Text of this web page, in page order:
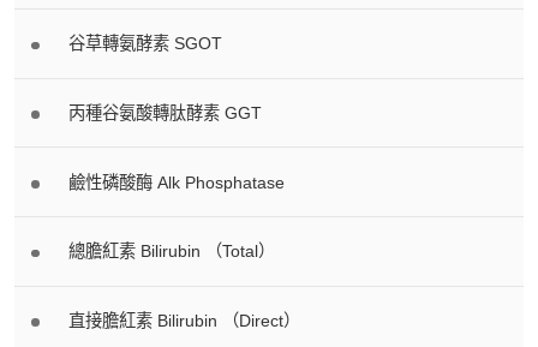
谷草轉氨酵素 SGOT
丙種谷氨酸轉肽酵素 GGT
鹼性磷酸酶 Alk Phosphatase
總膽紅素 Bilirubin （Total）
直接膽紅素 Bilirubin （Direct）